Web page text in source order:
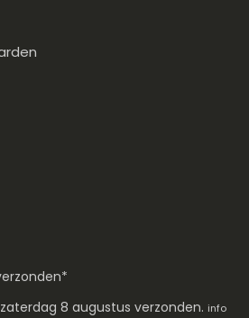
8 augustus verzonden. info